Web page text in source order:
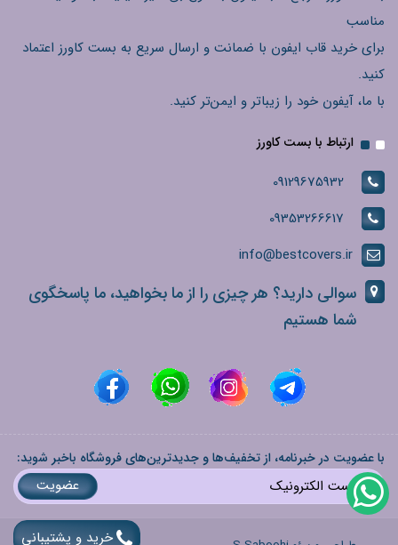
مناسب
برای خرید قاب ایفون با ضمانت و ارسال سریع به بست کاورز اعتماد
کنید.
با ما، آیفون خود را زیباتر و ایمن‌تر کنید.
ارتباط با بست کاورز
09129675932
09353266617
info@bestcovers.ir
سوالی دارید؟ هر چیزی را از ما بخواهید، ما پاسخگوی
شما هستیم
با عضویت در خبرنامه، از تخفیف‌ها و جدیدترین‌های فروشگاه باخبر شوید:
عضویت
خرید و پشتیبانی